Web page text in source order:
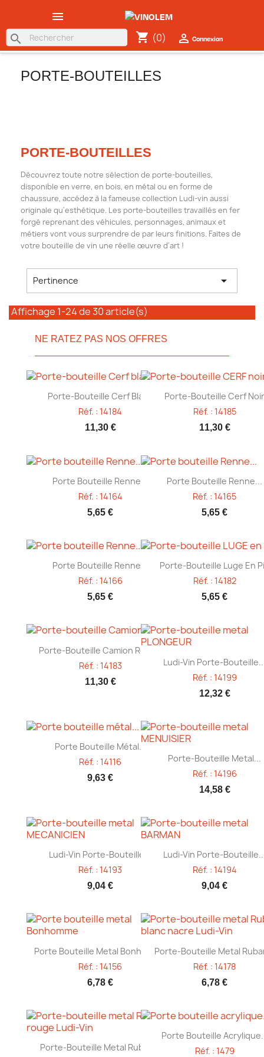

shopping_cart (0)  Connexion
search
PORTE-BOUTEILLES
PORTE-BOUTEILLES
Découvrez toute notre sélection de porte-bouteilles,
disponible en verre, en bois, en métal ou en forme de
chaussure, accédez à la fameuse collection Ludi-vin aussi
originale qu'esthétique. Les porte-bouteilles travaillés en fer
forgé reprenant des véhicules, personnages, animaux et
métiers vont vous surprendre de par leurs finitions. Faites de
votre bouteille de vin une réelle œuvre d'art !
Pertinence 
Affichage 1-24 de 30 article(s)
NE RATEZ PAS NOS OFFRES
Aperçu rapide
Porte-Bouteille Cerf Blanc
Réf. : 14184
11,30 €
Aperçu rapide
Porte-Bouteille Cerf Noir
Réf. : 14185
11,30 €
Aperçu rapide
Porte Bouteille Renne...
Réf. : 14164
5,65 €
Aperçu rapide
Porte Bouteille Renne...
Réf. : 14165
5,65 €
Aperçu rapide
Porte Bouteille Renne...
Réf. : 14166
5,65 €
Aperçu rapide
Porte-Bouteille Luge En
Réf. : 14182
5,65 €
Aperçu rapide
Porte-Bouteille Camion Rouge
Réf. : 14183
11,30 €
Aperçu rapide
Ludi-Vin Porte-
Réf. : 14199
12,32 €
Aperçu rapide
Porte Bouteille Métal...
Réf. : 14116
9,63 €
Aperçu rapide
Porte-Bouteille Metal...
Réf. : 14196
14,58 €
Aperçu rapide
Ludi-Vin Porte-Bouteille...
Réf. : 14193
9,04 €
Aperçu rapide
Ludi-Vin Porte-
Réf. : 14194
9,04 €
Aperçu rapide
Porte Bouteille Metal Bonhomme
Réf. : 14156
6,78 €
Aperçu rapide
Porte-Bouteille Metal
Réf. : 14178
6,78 €
Aperçu rapide
Porte-Bouteille Metal Ruban...
Aperçu rapide
Porte Bouteille
Réf. : 1479